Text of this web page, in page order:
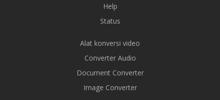
Help
Status
Alat konversi video
Converter Audio
Document Converter
Image Converter